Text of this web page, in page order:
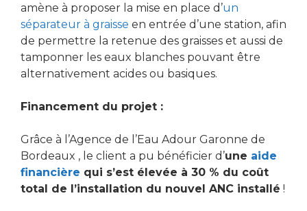
amène à proposer la mise en place d’un
séparateur à graisse en entrée d’une station, afin
de permettre la retenue des graisses et aussi de
tamponner les eaux blanches pouvant être
alternativement acides ou basiques.
Financement du projet :
Grâce à l’Agence de l’Eau Adour Garonne de
Bordeaux , le client a pu bénéficier d’une aide
financière qui s’est élevée à 30 % du coût
total de l’installation du nouvel ANC installé !